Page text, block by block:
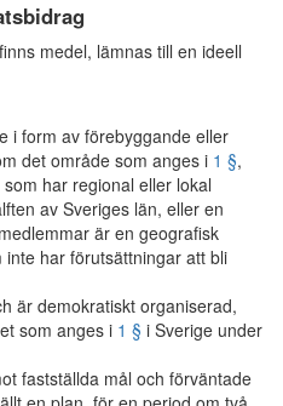
medel, lämnas till en ideell
i form av förebyggande eller
det område som anges i 1 §,
har regional eller lokal
av Sveriges län, eller en
är en geografisk
har förutsättningar att bli
är demokratiskt organiserad,
som anges i 1 § i Sverige under
fastställda mål och förväntade